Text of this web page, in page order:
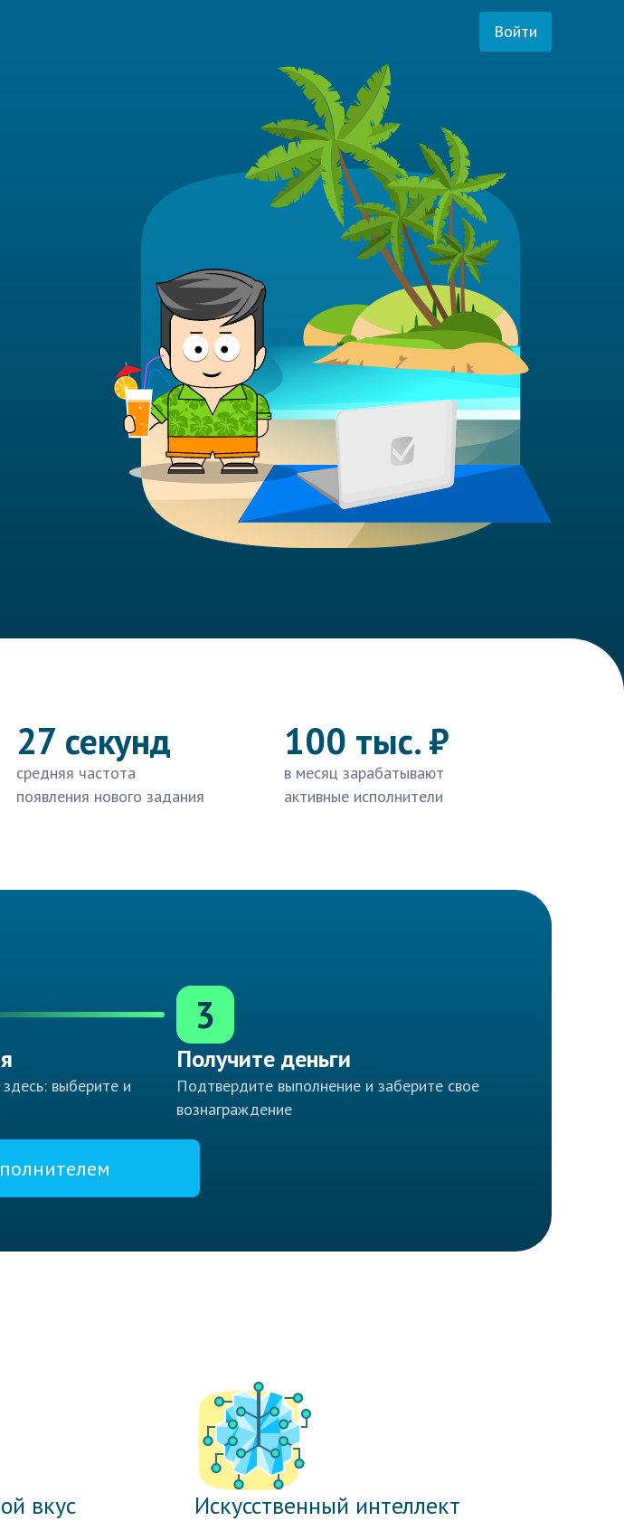
Войти
27 секунд
средняя частота
появления нового задания
100 тыс. ₽
в месяц зарабатывают
активные исполнители
выберите и
3
Получите деньги
Подтвердите выполнение и заберите свое
вознаграждение
вкус Искусственный интеллект